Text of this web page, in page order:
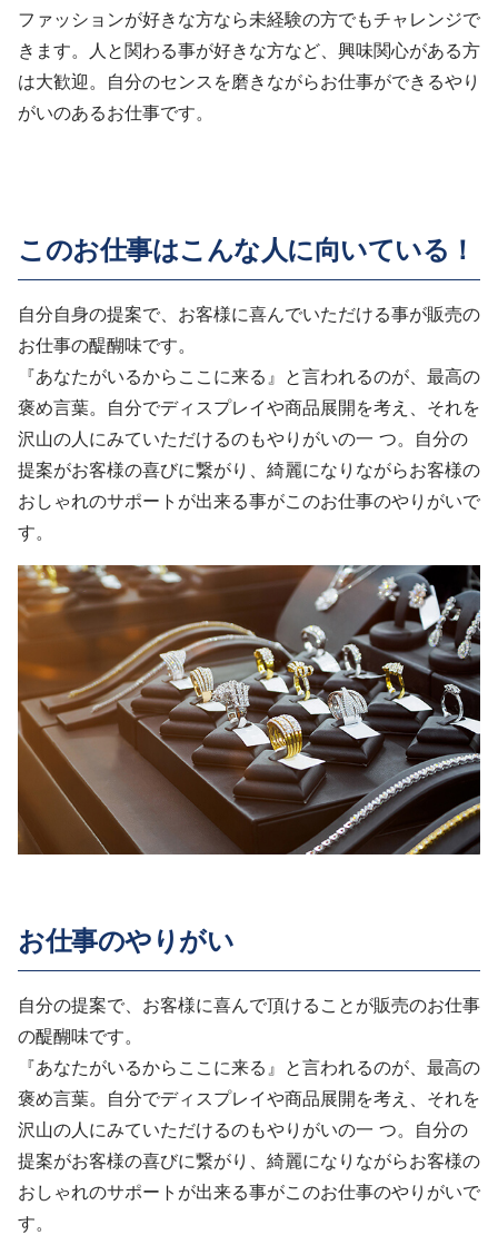
ファッションが好きな方なら未経験の方でもチャレンジで
きます。人と関わる事が好きな方など、興味関心がある方
は大歓迎。自分のセンスを磨きながらお仕事ができるやり
がいのあるお仕事です。
このお仕事はこんな人に向いている！
自分自身の提案で、お客様に喜んでいただける事が販売の
お仕事の醍醐味です。
『あなたがいるからここに来る』と言われるのが、最高の
褒め言葉。自分でディスプレイや商品展開を考え、それを
沢山の人にみていただけるのもやりがいの一 つ。自分の
提案がお客様の喜びに繋がり、綺麗になりながらお客様の
おしゃれのサポートが出来る事がこのお仕事のやりがいで
す。
お仕事のやりがい
自分の提案で、お客様に喜んで頂けることが販売のお仕事
の醍醐味です。
『あなたがいるからここに来る』と言われるのが、最高の
褒め言葉。自分でディスプレイや商品展開を考え、それを
沢山の人にみていただけるのもやりがいの一 つ。自分の
提案がお客様の喜びに繋がり、綺麗になりながらお客様の
おしゃれのサポートが出来る事がこのお仕事のやりがいで
す。